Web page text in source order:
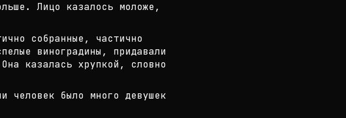
е. Лицо казалось моложе,
о собранные, частично
виноградины, придавали
казалась хрупкой, словно
человек было много девушек